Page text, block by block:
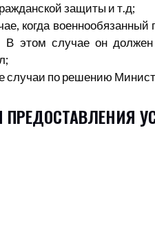
защиты и т.д;
когда
В этом случае он
случаи по решению
ПРЕДОСТАВЛЕНИЯ